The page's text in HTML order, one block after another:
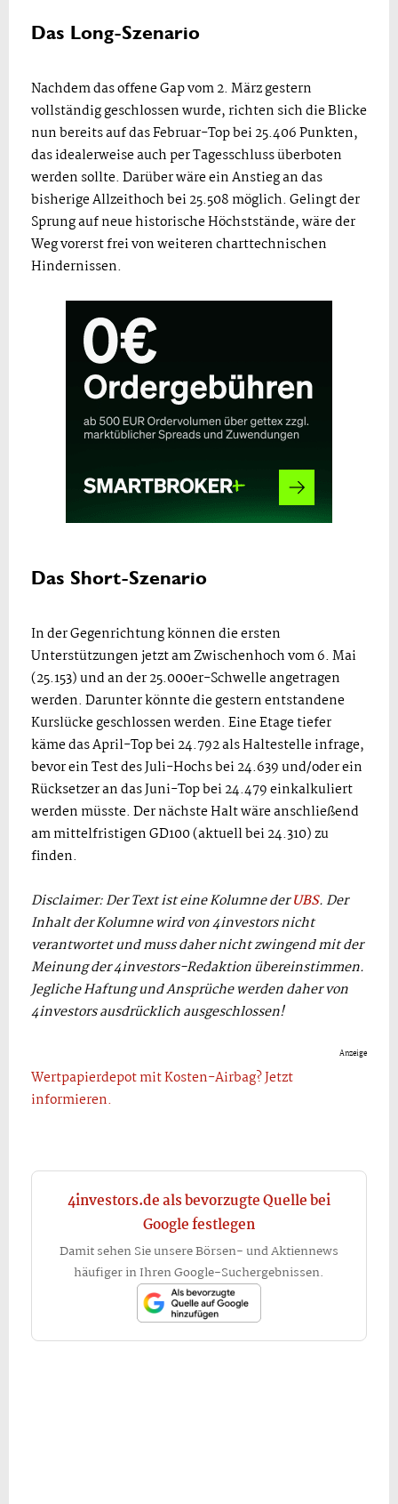
Das Long-Szenario
Nachdem das offene Gap vom 2. März gestern
vollständig geschlossen wurde, richten sich die Blicke
nun bereits auf das Februar-Top bei 25.406 Punkten,
das idealerweise auch per Tagesschluss überboten
werden sollte. Darüber wäre ein Anstieg an das
bisherige Allzeithoch bei 25.508 möglich. Gelingt der
Sprung auf neue historische Höchststände, wäre der
Weg vorerst frei von weiteren charttechnischen
Hindernissen.
Das Short-Szenario
In der Gegenrichtung können die ersten
Unterstützungen jetzt am Zwischenhoch vom 6. Mai
(25.153) und an der 25.000er-Schwelle angetragen
werden. Darunter könnte die gestern entstandene
Kurslücke geschlossen werden. Eine Etage tiefer
käme das April-Top bei 24.792 als Haltestelle infrage,
bevor ein Test des Juli-Hochs bei 24.639 und/oder ein
Rücksetzer an das Juni-Top bei 24.479 einkalkuliert
werden müsste. Der nächste Halt wäre anschließend
am mittelfristigen GD100 (aktuell bei 24.310) zu
finden.
Disclaimer: Der Text ist eine Kolumne derUBS. Der
Inhalt der Kolumne wird von 4investors nicht
verantwortet und muss daher nicht zwingend mit der
Meinung der 4investors-Redaktion übereinstimmen.
Jegliche Haftung und Ansprüche werden daher von
4investors ausdrücklich ausgeschlossen!
Anzeige
Wertpapierdepot mit Kosten-Airbag? Jetzt
informieren.
4investors.de als bevorzugte Quelle bei
Google festlegen
Damit sehen Sie unsere Börsen- und Aktiennews
häufiger in Ihren Google-Suchergebnissen.